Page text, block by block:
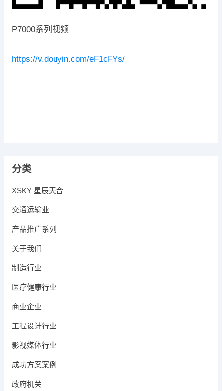
P7000系列视频
https://v.douyin.com/eF1cFYs/
分类
XSKY 星辰天合
交通运输业
产品推广系列
关于我们
制造行业
医疗健康行业
商业企业
工程设计行业
影视媒体行业
成功方案案例
政府机关